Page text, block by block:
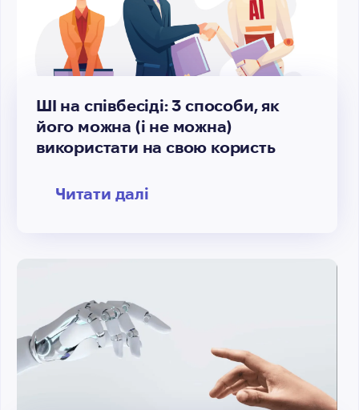
ШІ на співбесіді: 3 способи, як
його можна (і не можна)
використати на свою користь
Читати далі